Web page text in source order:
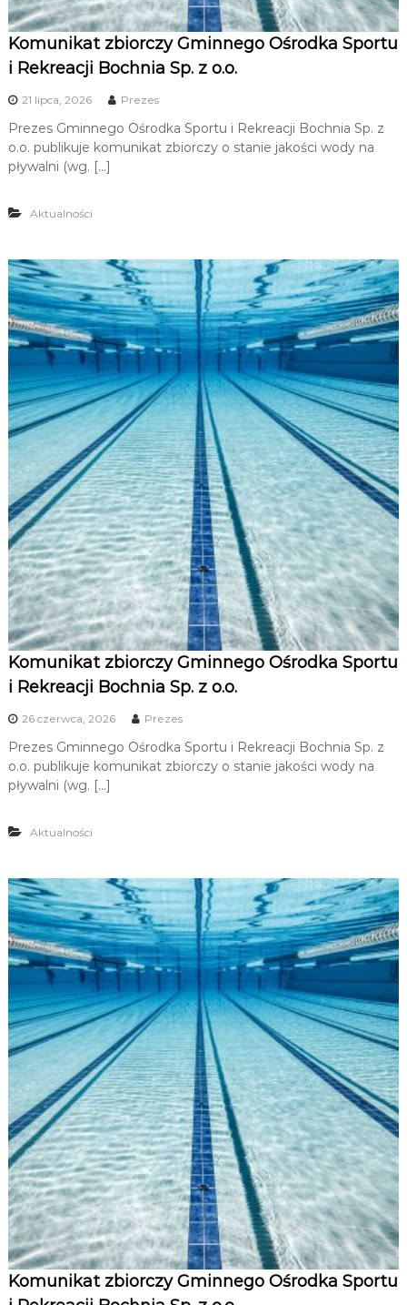
t
y
Komunikat zbiorczy Gminnego Ośrodka Sportu
i Rekreacji Bochnia Sp. z o.o.
21 lipca, 2026 Prezes
Prezes Gminnego Ośrodka Sportu i Rekreacji Bochnia Sp. z
o.o. publikuje komunikat zbiorczy o stanie jakości wody na
pływalni (wg. […]
Aktualności
Komunikat zbiorczy Gminnego Ośrodka Sportu
i Rekreacji Bochnia Sp. z o.o.
26 czerwca, 2026 Prezes
Prezes Gminnego Ośrodka Sportu i Rekreacji Bochnia Sp. z
o.o. publikuje komunikat zbiorczy o stanie jakości wody na
pływalni (wg. […]
Aktualności
Komunikat zbiorczy Gminnego Ośrodka Sportu